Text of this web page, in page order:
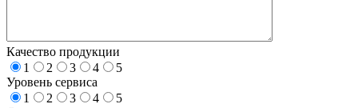
Качество продукции
1
2 3 4
5
Уровень сервиса
1
2 3 4
5